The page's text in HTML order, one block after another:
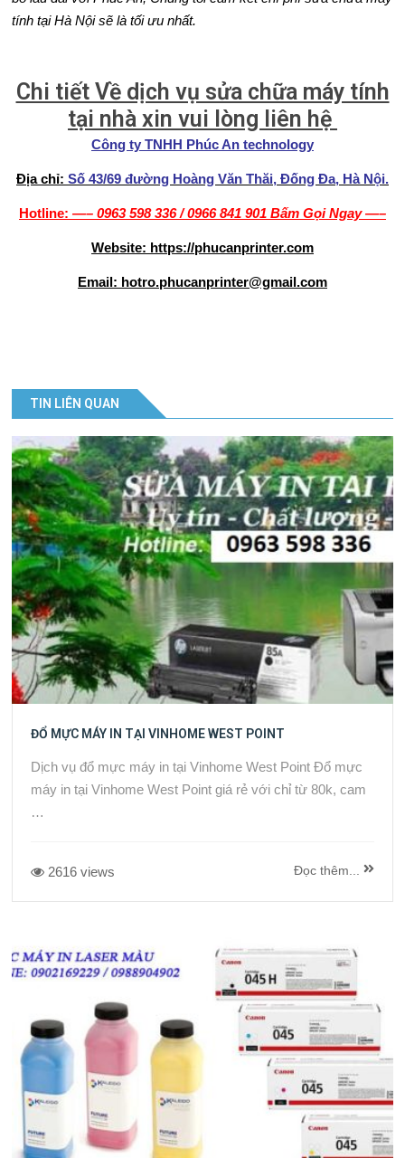
tính tại Hà Nội sẽ là tối ưu nhất.
Chi tiết Về dịch vụ sửa chữa máy tính
tại nhà xin vui lòng liên hệ
Công ty TNHH Phúc An technology
Địa chỉ: Số 43/69 đường Hoàng Văn Thăi, Đống Đa, Hà Nội.
Hotline: —– 0963 598 336/0966 841 901 Bấm Gọi Ngay—–
Website: https://phucanprinter.com
Email: hotro.phucanprinter@gmail.com
TIN LIÊN QUAN
ĐỔ MỰC MÁY IN TẠI VINHOME WEST POINT
Dịch vụ đổ mực máy in tại Vinhome West Point Đổ mực
máy in tại Vinhome West Point giá rẻ với chỉ từ 80k, cam
…
2616 views Đọc thêm...